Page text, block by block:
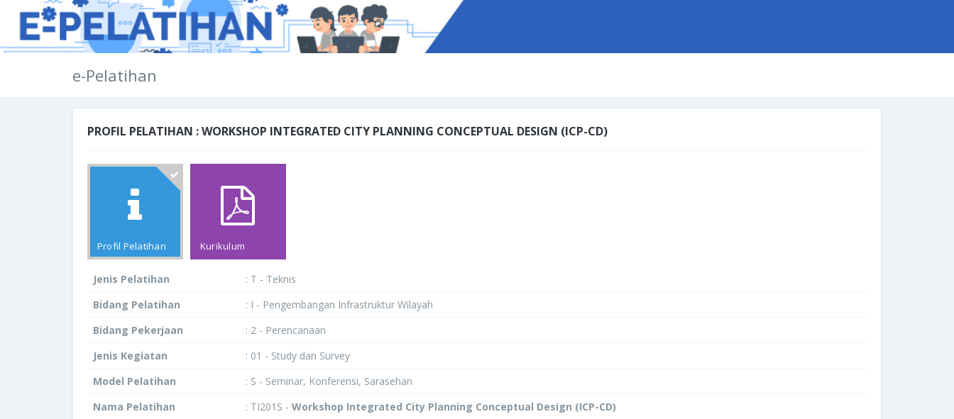
e-Pelatihan
PROFIL PELATIHAN : WORKSHOP INTEGRATED CITY PLANNING CONCEPTUAL DESIGN (ICP-CD)
Profil Pelatihan Kurikulum
Jenis Pelatihan
: T - Teknis
Bidang Pelatihan
: I - Pengembangan Infrastruktur Wilayah
Bidang Pekerjaan
: 2 - Perencanaan
Jenis Kegiatan
: 01 - Study dan Survey
Model Pelatihan
: S - Seminar, Konferensi, Sarasehan
Nama Pelatihan
: TI201S - Workshop Integrated City Planning Conceptual Design (ICP-CD)